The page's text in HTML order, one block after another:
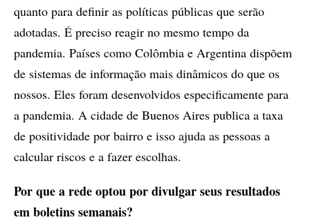
quanto para definir as políticas públicas que serão
adotadas. É preciso reagir no mesmo tempo da
pandemia. Países como Colômbia e Argentina dispõem
de sistemas de informação mais dinâmicos do que os
nossos. Eles foram desenvolvidos especificamente para
a pandemia. A cidade de Buenos Aires publica a taxa
de positividade por bairro e isso ajuda as pessoas a
calcular riscos e a fazer escolhas.
Por que a rede optou por divulgar seus resultados
em boletins semanais?